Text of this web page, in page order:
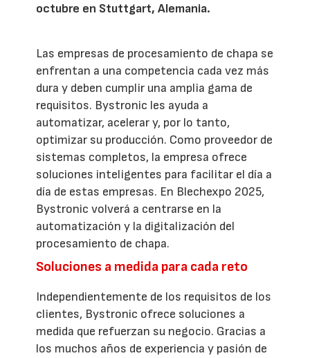
octubre en Stuttgart, Alemania.
Las empresas de procesamiento de chapa se
enfrentan a una competencia cada vez más
dura y deben cumplir una amplia gama de
requisitos. Bystronic les ayuda a
automatizar, acelerar y, por lo tanto,
optimizar su producción. Como proveedor de
sistemas completos, la empresa ofrece
soluciones inteligentes para facilitar el día a
día de estas empresas. En Blechexpo 2025,
Bystronic volverá a centrarse en la
automatización y la digitalización del
procesamiento de chapa.
Soluciones a medida para cada reto
Independientemente de los requisitos de los
clientes, Bystronic ofrece soluciones a
medida que refuerzan su negocio. Gracias a
los muchos años de experiencia y pasión de